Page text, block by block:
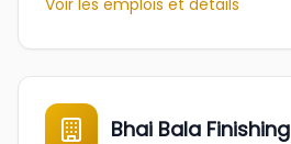
Voir les emplois et détails
Bhai Bala